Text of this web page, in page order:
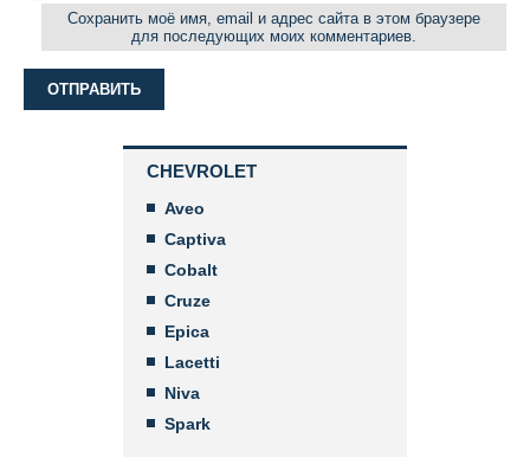
Сохранить моё имя, email и адрес сайта в этом браузере
для последующих моих комментариев.
CHEVROLET
Aveo
Captiva
Cobalt
Cruze
Epica
Lacetti
Niva
Spark